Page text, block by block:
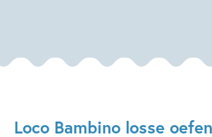
Loco Bambino losse